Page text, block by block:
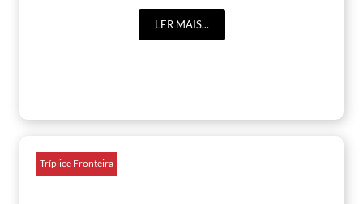
LER MAIS...
Tríplice Fronteira